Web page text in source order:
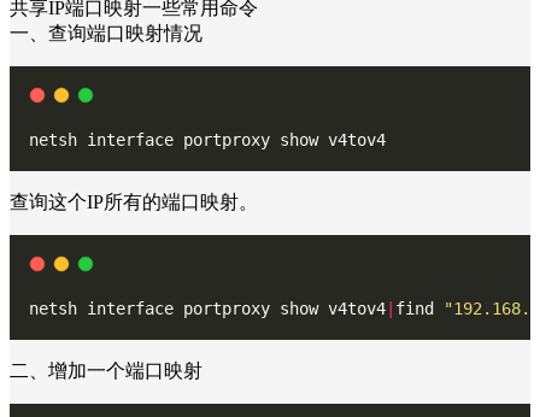
共享IP端口映射一些常用命令
一、查询端口映射情况
netsh interface portproxy show v4tov4
查询这个IP所有的端口映射。
netsh interface portproxy show v4tov4 find
二、增加一个端口映射